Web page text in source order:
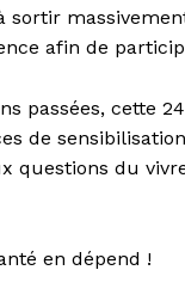
sortir
afin de
passées, cette
de
questions du
en dépend !